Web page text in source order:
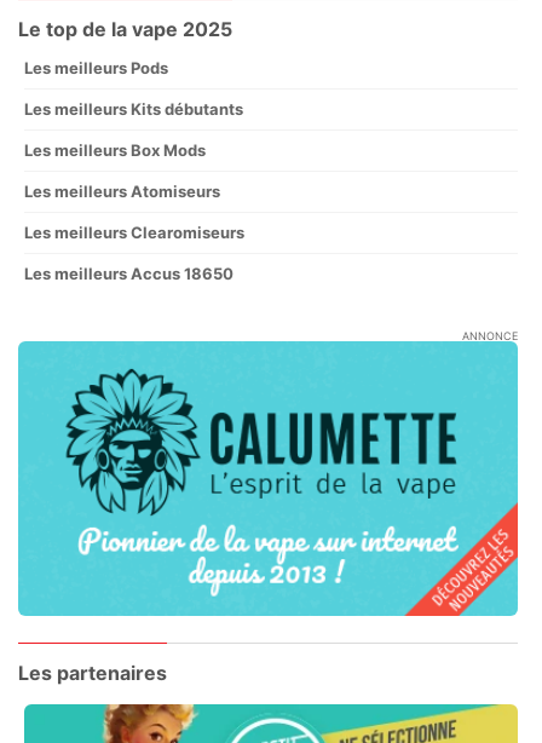
Le top de la vape 2025
Les meilleurs Pods
Les meilleurs Kits débutants
Les meilleurs Box Mods
Les meilleurs Atomiseurs
Les meilleurs Clearomiseurs
Les meilleurs Accus 18650
ANNONCE
Les partenaires